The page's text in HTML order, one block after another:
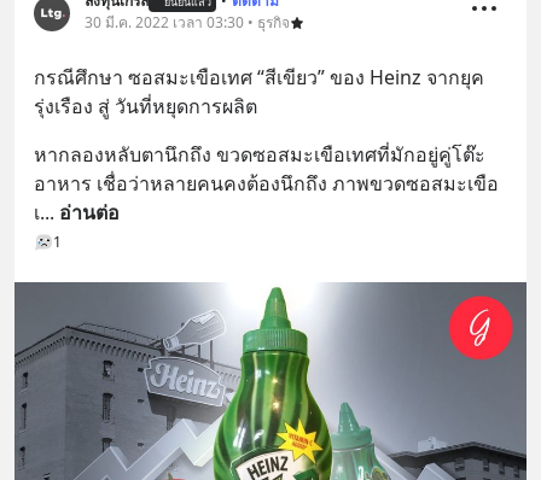
30 มี.ค. 2022 เวลา 03:30 • ธุรกิจ
กรณีศึกษา ซอสมะเขือเทศ “สีเขียว” ของ Heinz จากยุค
รุ่งเรือง สู่ วันที่หยุดการผลิต
หากลองหลับตานึกถึง ขวดซอสมะเขือเทศที่มักอยู่คู่โต๊ะ
อาหาร เชื่อว่าหลายคนคงต้องนึกถึง ภาพขวดซอสมะเขือ
เ... อ่านต่อ
1